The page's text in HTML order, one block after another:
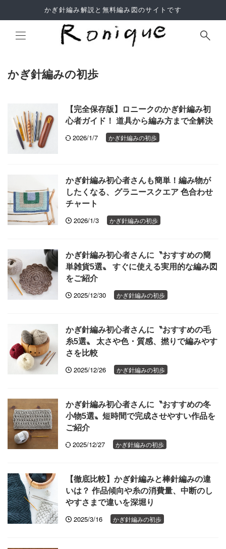
かぎ針編み解説と無料編み図のサイトです
サイトマップ
かぎ針編みの初歩
【完全保存版】ロニークのかぎ針編み初
心者ガイド！ 道具から編み方まで全解決
2026/1/7 かぎ針編みの初歩
かぎ針編み初心者さんも簡単！編み物が
したくなる、グラニースクエア 色合わせ
チャート
2026/1/3 かぎ針編みの初歩
かぎ針編み初心者さんに〝おすすめの簡
単雑貨5選〟 すぐに使える実用的な編み図
をご紹介
2025/12/30 かぎ針編みの初歩
かぎ針編み初心者さんに〝おすすめの毛
糸5選〟 太さや色・質感、撚りで編みやす
さを比較
2025/12/26 かぎ針編みの初歩
かぎ針編み初心者さんに〝おすすめの冬
小物5選〟短時間で完成させやすい作品を
ご紹介
2025/12/27 かぎ針編みの初歩
【徹底比較】かぎ針編みと棒針編みの違
いは？ 作品傾向や糸の消費量、中断のし
やすさまで違いを深堀り
2025/3/16 かぎ針編みの初歩